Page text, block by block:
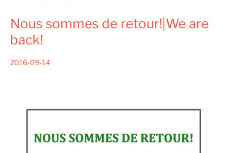
Nous sommes de retour!|We are
back!
2016-09-14